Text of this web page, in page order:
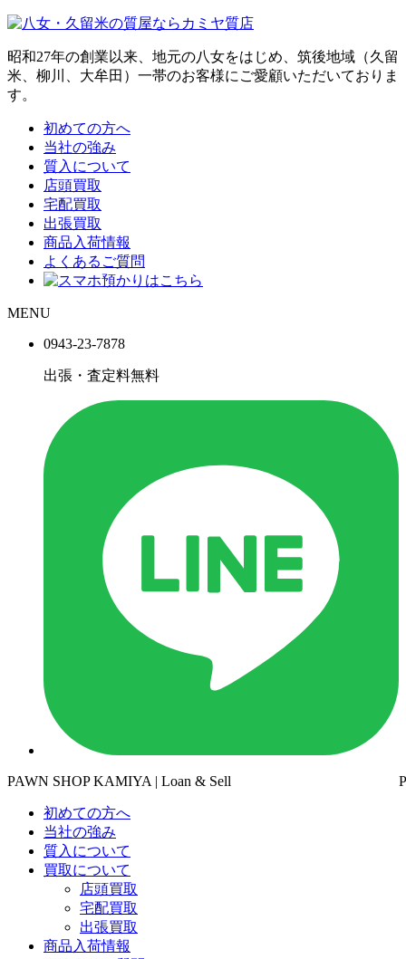
昭和27年の創業以来、地元の八女をはじめ、筑後地域（久留
米、柳川、大牟田）一帯のお客様にご愛顧いただいておりま
す。
初めての方へ
当社の強み
質入について
店頭買取
宅配買取
出張買取
商品入荷情報
よくあるご質問
MENU
0943-23-7878
出張・査定料無料
PAWN SHOP KAMIYA | Loan & Sell
初めての方へ
当社の強み
質入について
買取について
店頭買取
宅配買取
出張買取
商品入荷情報